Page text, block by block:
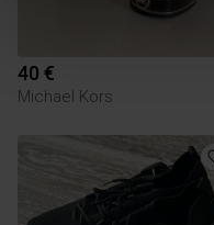
40 €
Michael Kors